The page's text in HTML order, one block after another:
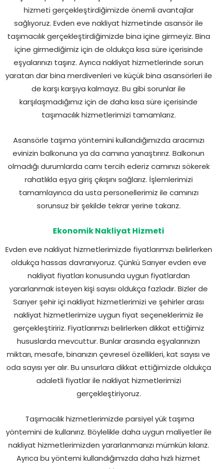
hizmeti gerçekleştirdiğimizde önemli avantajlar
sağlıyoruz. Evden eve nakliyat hizmetinde asansör ile
taşımacılık gerçekleştirdiğimizde bina içine girmeyiz. Bina
içine girmediğimiz için de oldukça kısa süre içerisinde
eşyalarınızı taşırız. Ayrıca nakliyat hizmetlerinde sorun
yaratan dar bina merdivenleri ve küçük bina asansörleri ile
de karşı karşıya kalmayız. Bu gibi sorunlar ile
karşılaşmadığımız için de daha kısa süre içerisinde
taşımacılık hizmetlerimizi tamamlarız.
Asansörle taşıma yöntemini kullandığımızda aracımızı
evinizin balkonuna ya da camına yanaştırırız. Balkonun
olmadığı durumlarda camı tercih ederiz camınızı sökerek
rahatlıkla eşya giriş çıkışını sağlarız. İşlemlerimizi
tamamlayınca da usta personellerimiz ile camınızı
sorunsuz bir şekilde tekrar yerine takarız.
Ekonomik Nakliyat Hizmeti
Evden eve nakliyat hizmetlerimizde fiyatlarımızı belirlerken
oldukça hassas davranıyoruz. Çünkü Sarıyer evden eve
nakliyat fiyatları konusunda uygun fiyatlardan
yararlanmak isteyen kişi sayısı oldukça fazladır. Bizler de
Sarıyer şehir içi nakliyat hizmetlerimizi ve şehirler arası
nakliyat hizmetlerimize uygun fiyat seçeneklerimiz ile
gerçekleştiririz. Fiyatlarımızı belirlerken dikkat ettiğimiz
hususlarda mevcuttur. Bunlar arasında eşyalarınızın
miktarı, mesafe, binanızın çevresel özellikleri, kat sayısı ve
oda sayısı yer alır. Bu unsurlara dikkat ettiğimizde oldukça
adaletli fiyatlar ile nakliyat hizmetlerimizi
gerçekleştiriyoruz.
Taşımacılık hizmetlerimizde parsiyel yük taşıma
yöntemini de kullanırız. Böylelikle daha uygun maliyetler ile
nakliyat hizmetlerimizden yararlanmanızı mümkün kılarız.
Ayrıca bu yöntemi kullandığımızda daha hızlı hizmet